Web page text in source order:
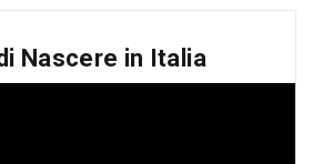
Nascere in Italia